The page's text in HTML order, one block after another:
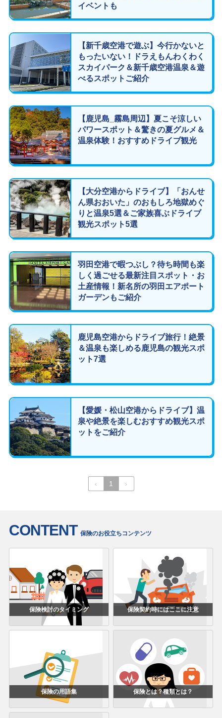
イベントも
【新千歳空港で遊ぶ】今行かないと
もったいない！ドラえもんわくわく
スカイパーク＆新千歳空港温泉＆遊
べるスポットご紹介
【鹿児島_霧島周辺】夏こそ涼しい
パワースポット＆驚きの夏グルメ＆
温泉体験！おすすめドライブ観光
【大分空港からドライブ】「おんせ
ん県おおいた」のおもしろ地獄めぐ
りと温泉5選＆ご家族喜ぶドライブ
観光スポット5選
羽田空港で暇つぶし？待ち時間も楽
しく過ごせる最新注目スポット・お
土産情報！新名所の羽田エアポート
ガーデンもご紹介
鹿児島空港からドライブ旅行！絶景
＆温泉も楽しめる鹿児島の観光スポ
ット7選
【愛媛・松山空港からドライブ】温
泉や絶景を楽しむおすすめ観光スポ
ットをご紹介
‹ 1 ›
CONTENT 保険のお役立ちコンテンツ
保険検討のタイミング 保険契約時にはここに注意
保険の用語集 保険とは？種類とは？